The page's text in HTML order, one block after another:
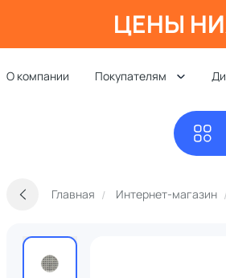
ЦЕНЫ
О компании Покупателям
Главная Интернет-магазин